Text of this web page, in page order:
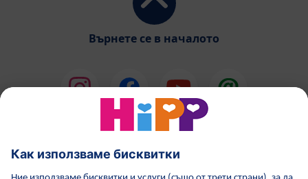
Върнете се в началото